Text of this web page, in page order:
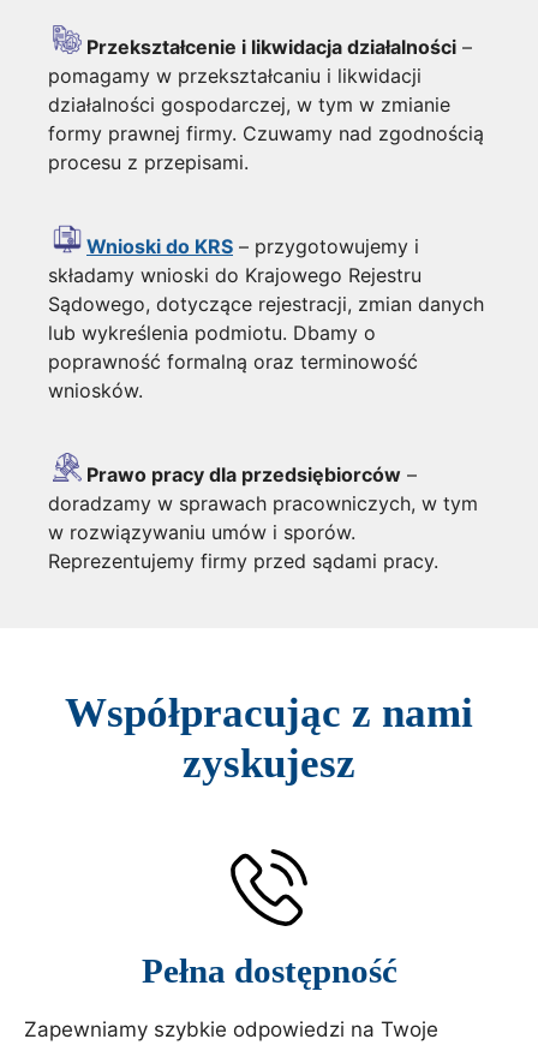
Przekształcenie i likwidacja działalności –
pomagamy w przekształcaniu i likwidacji
działalności gospodarczej, w tym w zmianie
formy prawnej firmy. Czuwamy nad zgodnością
procesu z przepisami.
Wnioski do KRS – przygotowujemy i
składamy wnioski do Krajowego Rejestru
Sądowego, dotyczące rejestracji, zmian danych
lub wykreślenia podmiotu. Dbamy o
poprawność formalną oraz terminowość
wniosków.
Prawo pracy dla przedsiębiorców –
doradzamy w sprawach pracowniczych, w tym
w rozwiązywaniu umów i sporów.
Reprezentujemy firmy przed sądami pracy.
Współpracując z nami
zyskujesz
Pełna dostępność
Zapewniamy szybkie odpowiedzi na Twoje